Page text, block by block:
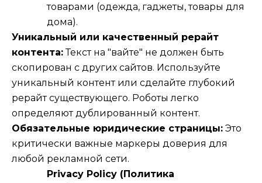
товарами (одежда, гаджеты, товары для
дома).
Уникальный или качественный рерайт
контента:Текст на "вайте" не должен быть
скопирован с других сайтов. Используйте
уникальный контент или сделайте глубокий
рерайт существующего. Роботы легко
определяют дублированный контент.
Обязательные юридические страницы: Это
критически важные маркеры доверия для
любой рекламной сети.
Privacy Policy (Политика